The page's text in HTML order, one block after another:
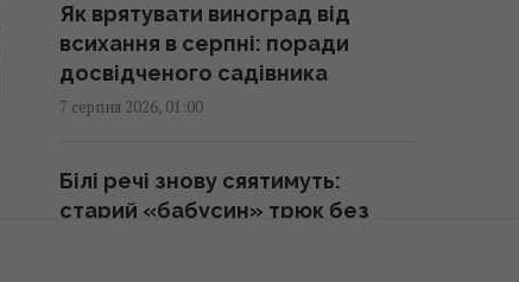
Кинджал Тутанхамона виявився
викуваним із позаземного
металу, - археологи
США запровадили нові санкції
Як врятувати виноград від
всихання в серпні: поради
досвідченого садівника
7 серпня 2026, 01:00
Білі речі знову сяятимуть:
старий «бабусин» трюк без